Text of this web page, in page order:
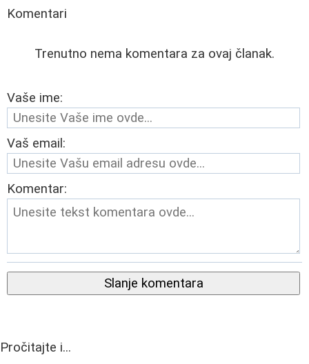
Komentari
Trenutno nema komentara za ovaj članak.
Vaše ime:
Vaš email:
Komentar:
Slanje komentara
Pročitajte i...